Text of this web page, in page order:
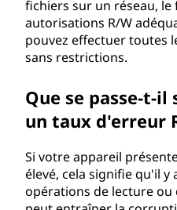
fichiers sur un réseau, le
autorisations R/W
pouvez effectuer toutes
sans restrictions.
Que se passe-t-
un taux d'erreur
Si votre appareil
élevé, cela signifie qu'il
opérations de lecture